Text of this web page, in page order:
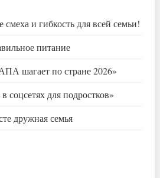
и гибкость для всей семьи!
питание
шагает по стране 2026»
соцсетях для подростков»
дружная семья